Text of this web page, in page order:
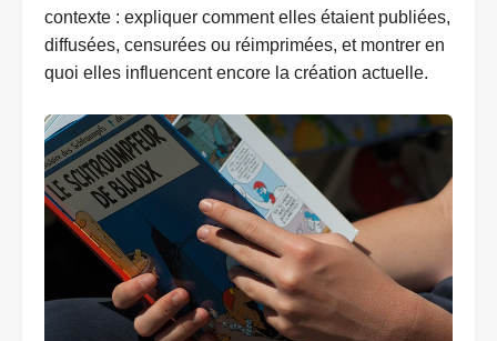
contexte : expliquer comment elles étaient publiées,
diffusées, censurées ou réimprimées, et montrer en
quoi elles influencent encore la création actuelle.